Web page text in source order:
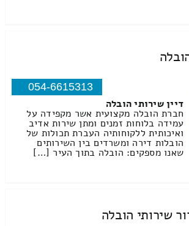
054-6615313
דיין שירותי הובלה
חברת הובלה מקצועית אשר מקפידה על
עמידה בלוחות זמנים ומתן שירות אדיב
ואיכותית ללקוחותיה העברת תכולות של
הובלות דירה ומשרדים בין השירותים
שאנו מספקים: הובלה בתוך העיר […]
שירותי הובלה